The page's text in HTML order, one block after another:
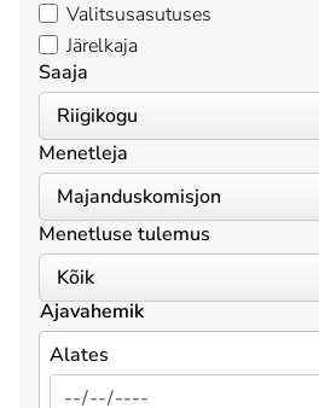
Valitsusasutuses
Järelkaja
Saaja
Menetleja
Menetluse tulemus
Ajavahemik
Alates